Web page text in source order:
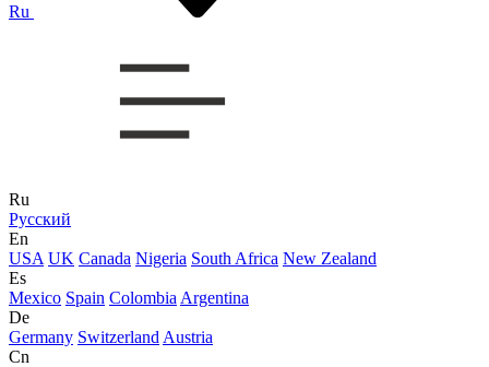
Ru
Ru
Русский
En
USA UK Canada Nigeria South Africa New Zealand
Es
Mexico Spain Colombia Argentina
De
Germany Switzerland Austria
Cn